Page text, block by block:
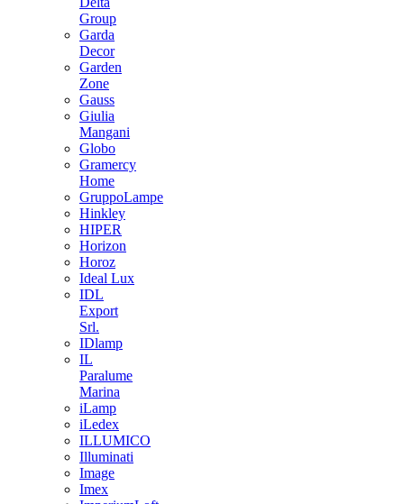
Group
Garda
Decor
Garden
Zone
Gauss
Giulia
Mangani
Globo
Gramercy
Home
GruppoLampe
Hinkley
HIPER
Horizon
Horoz
Ideal Lux
IDL
Export
Srl.
IDlamp
IL
Paralume
Marina
iLamp
iLedex
ILLUMICO
Illuminati
Image
Imex